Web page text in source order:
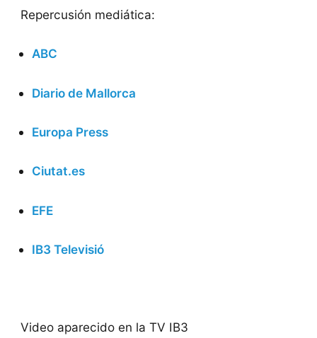
Repercusión mediática:
ABC
Diario de Mallorca
Europa Press
Ciutat.es
EFE
IB3 Televisió
Video aparecido en la TV IB3